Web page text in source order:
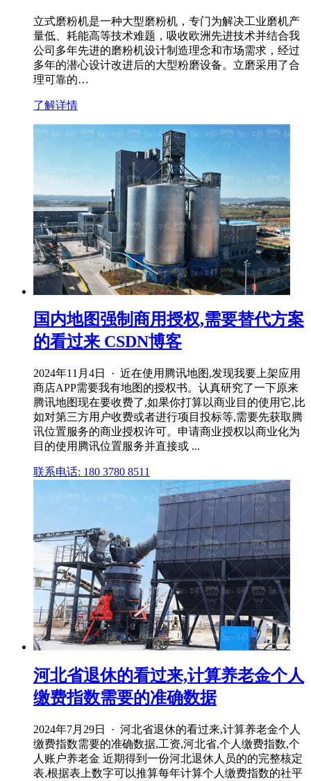
立式磨粉机是一种大型磨粉机，专门为解决工业磨机产
量低、耗能高等技术难题，吸收欧洲先进技术并结合我
公司多年先进的磨粉机设计制造理念和市场需求，经过
多年的潜心设计改进后的大型粉磨设备。立磨采用了合
理可靠的…
了解详情
国内地图强制商用授权,需要替代方案
的看过来 CSDN博客
2024年11月4日 · 近在使用腾讯地图,发现我要上架应用
商店APP需要我有地图的授权书。认真研究了一下原来
腾讯地图现在要收费了,如果你打算以商业目的使用它,比
如对第三方用户收费或者进行项目投标等,需要先获取腾
讯位置服务的商业授权许可。申请商业授权以商业化为
目的使用腾讯位置服务并直接或 ...
联系电话: 180 3780 8511
河北省退休的看过来,计算养老金个人
缴费指数需要的准确数据
2024年7月29日 · 河北省退休的看过来,计算养老金个人
缴费指数需要的准确数据,工资,河北省,个人缴费指数,个
人账户养老金 近期得到一份河北退休人员的的完整核定
表,根据表上数字可以推算每年计算个人缴费指数的社平